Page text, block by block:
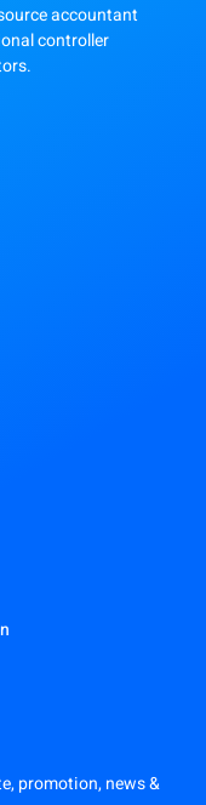
accountant
controller
promotion, news &